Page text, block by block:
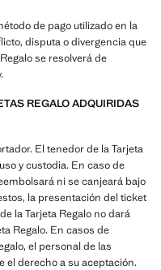
de pago utilizado en la
disputa o divergencia que
se resolverá de
REGALO ADQUIRIDAS
El tenedor de la Tarjeta
y custodia. En caso de
ni se canjeará bajo
la presentación del ticket
la Tarjeta Regalo no dará
Regalo. En casos de
el personal de las
el derecho a su aceptación.